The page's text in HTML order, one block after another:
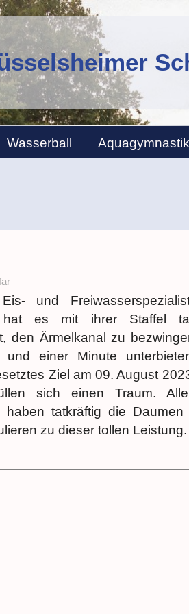
Wasserball Aquagymnastik
und
hat es mit ihrer Staffel
den Ärmelkanal zu
und einer Minute
Ziel am 09. August
sich einen Traum.
haben tatkräftig die Daumen
zu dieser tollen Leistung.